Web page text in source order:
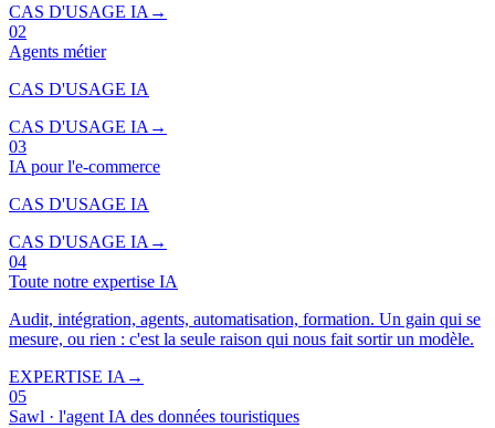
CAS D'USAGE IA →
02
Agents métier
CAS D'USAGE IA
CAS D'USAGE IA →
03
IA pour l'e-commerce
CAS D'USAGE IA
CAS D'USAGE IA →
04
Toute notre expertise IA
Audit, intégration, agents, automatisation, formation. Un gain qui se
mesure, ou rien : c'est la seule raison qui nous fait sortir un modèle.
EXPERTISE IA →
05
Sawl · l'agent IA des données touristiques